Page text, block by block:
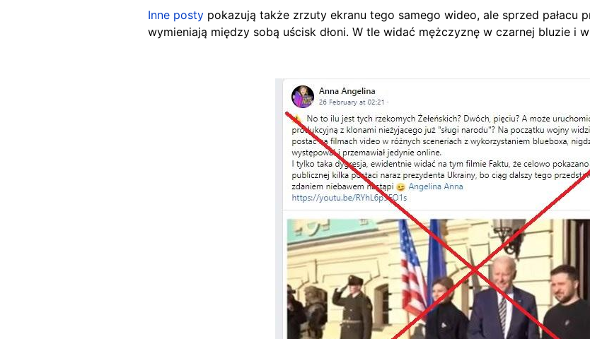
Inne posty pokazują także zrzuty ekranu tego samego wideo, ale sprzed pałacu
wymieniają między sobą uścisk dłoni. W tle widać mężczyznę w czarnej bluzie i